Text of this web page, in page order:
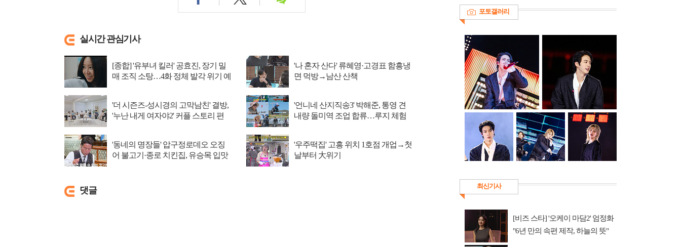
실시간 관심기사
[종합] '유부녀 킬러' 공효진, 장기 밀
매 조직 소탕…4화 정체 발각 위기 예
'나 혼자 산다' 류혜영·고경표 함흥냉
면 먹방→남산 산책
'더 시즌즈-성시경의 고막남친' 결방,
'누난 내게 여자야2' 커플 스토리 편
'언니네 산지직송3' 박해준, 통영 견
내량 돌미역 조업 합류…루지 체험
'동네의 명장들' 압구정로데오 오징
어 불고기·종로 치킨집, 유승목 입맛
'우주떡집' 고흥 위치 1호점 개업→첫
날부터 大위기
댓글
포토갤러리
최신기사
[비즈 스타] '오케이 마담2' 엄정화
"6년 만의 속편 제작, 하늘의 뜻"